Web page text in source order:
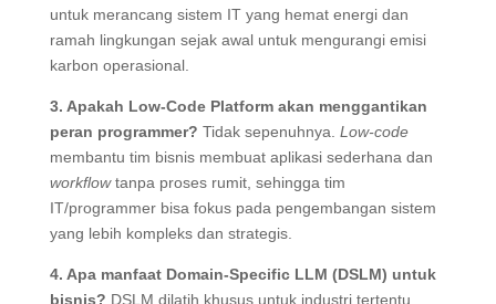
untuk merancang sistem IT yang hemat energi dan
ramah lingkungan sejak awal untuk mengurangi emisi
karbon operasional.
3. Apakah Low-Code Platform akan menggantikan
peran programmer? Tidak sepenuhnya. Low-code
membantu tim bisnis membuat aplikasi sederhana dan
workflowtanpa proses rumit, sehingga tim
IT/programmer bisa fokus pada pengembangan sistem
yang lebih kompleks dan strategis.
4. Apa manfaat Domain-Specific LLM (DSLM) untuk
bisnis? DSLM dilatih khusus untuk industri tertentu